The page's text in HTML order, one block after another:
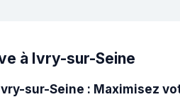
à Ivry-sur-Seine
sur-Seine : Maximisez